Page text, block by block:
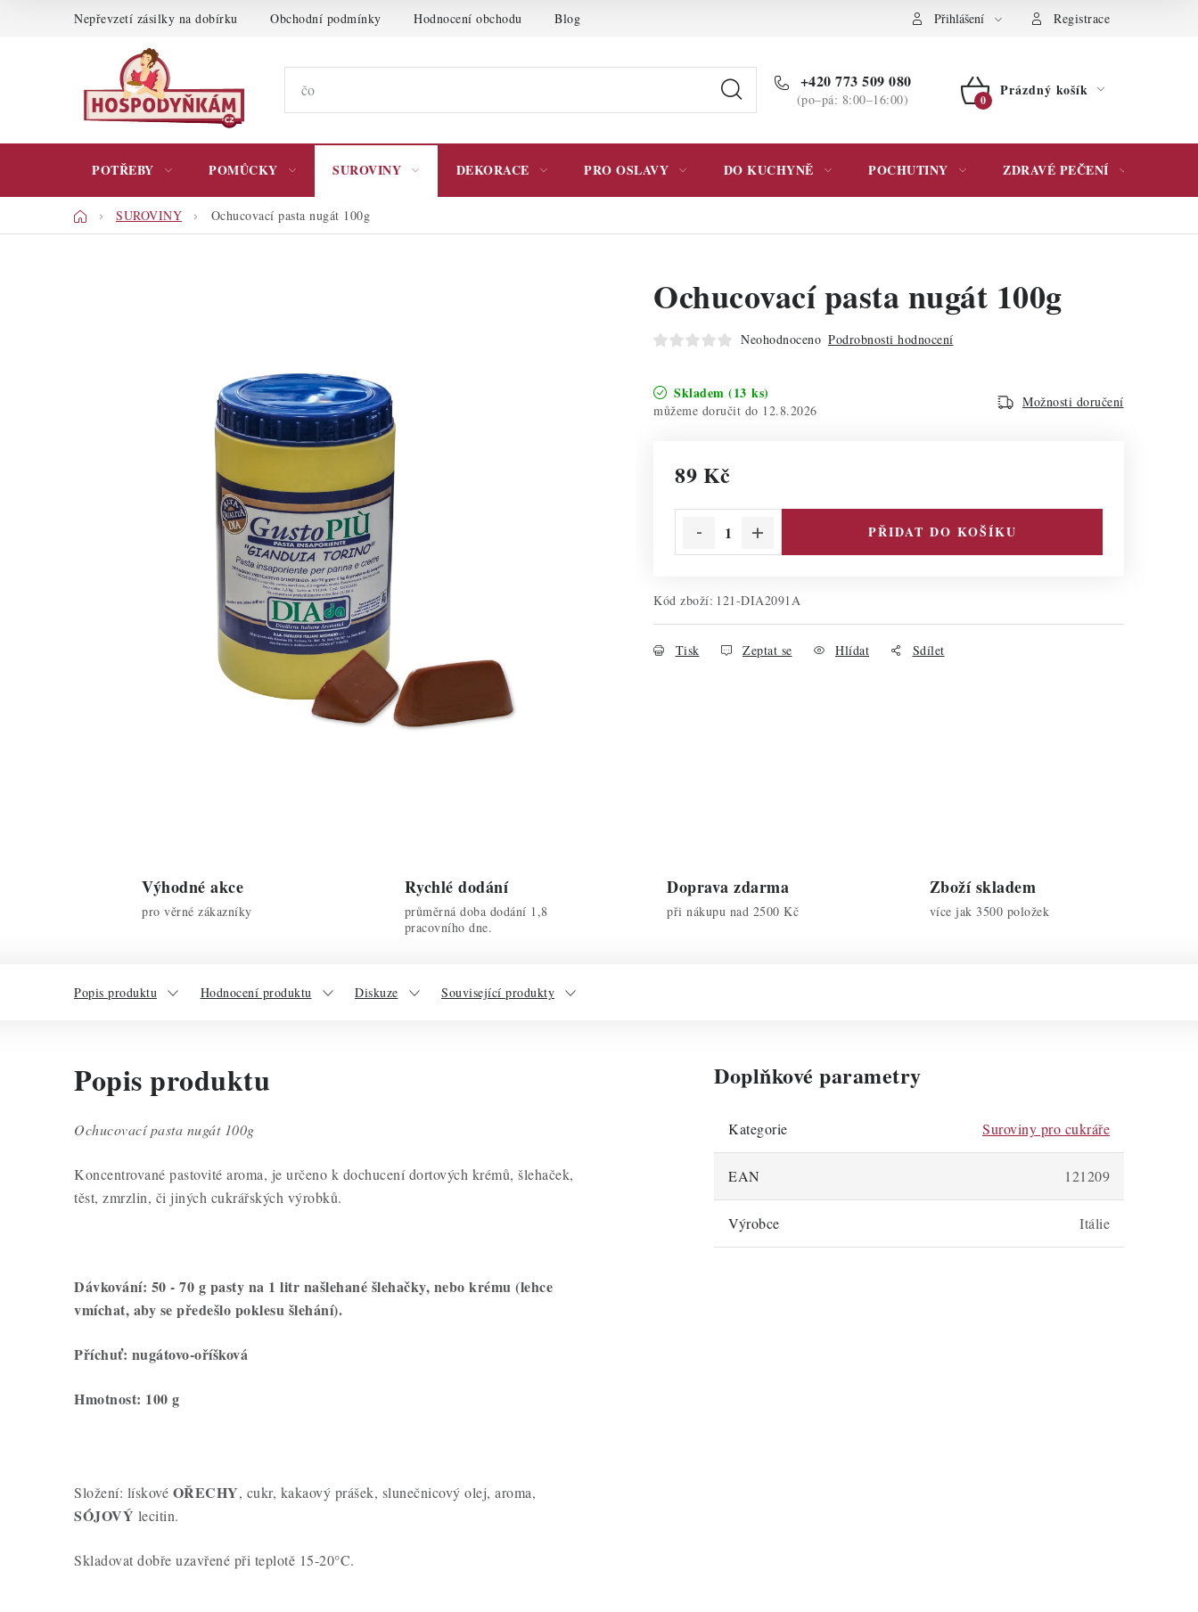
Nepřevzetí zásilky na dobírku Obchodní podmínky Hodnocení obchodu Blog Podmínky ochrany osobních údajů Přihlášení Registrace
+420 773 509 080
(po–pá: 8:00–16:00)
NÁKUPNÍ
Prázdný košík
POTŘEBY POMŮCKY SUROVINY DEKORACE PRO OSLAVY DO KUCHYNĚ POCHUTINY ZDRAVÉ PEČENÍ
DomůSUROVINY Ochucovací pasta nugát 100g
Ochucovací pasta nugát 100g
Neohodnoceno Podrobnosti hodnocení
Skladem (13 ks)
12.8.2026
Možnosti doručení
89 Kč
PŘIDAT DO KOŠÍKU
Kód zboží: 121-DIA2091A
Tisk Zeptat se Hlídat Sdílet
Výhodné akce
pro věrné zákazníky
Rychlé dodání
průměrná doba dodání 1,8
pracovního dne.
Doprava zdarma
při nákupu nad 2500 Kč
Zboží skladem
více jak 3500 položek
Popis produktu Hodnocení produktu Diskuze Související produkty
Popis produktu
Ochucovací pasta nugát 100g
Koncentrované pastovité aroma, je určeno k dochucení dortových krémů, šlehaček,
těst, zmrzlin, či jiných cukrářských výrobků.
Dávkování: 50 - 70 g pasty na 1 litr našlehané šlehačky, nebo krému (lehce
vmíchat, aby se předešlo poklesu šlehání).
Příchuť: nugátovo-oříšková
Hmotnost: 100 g
Složení: lískové OŘECHY, cukr, kakaový prášek, slunečnicový olej, aroma,
SÓJOVÝ lecitin.
Skladovat dobře uzavřené při teplotě 15-20°C.
Doplňkové parametry
Kategorie Suroviny pro cukráře
EAN 121209
Výrobce Itálie